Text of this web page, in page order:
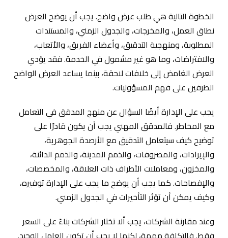
الخطوة التالية هي طلب عرض واضح. يجب أن يوضح العرض
نطاق العمل، والمخرجات، والجدول الزمني، والمستندات
المطلوبة، ومنهجية التدقيق، وأعضاء الفريق، والأتعاب،
والافتراضات، وما هو غير مشمول في الخدمة. فقد يؤدي
العرض الغامض إلى خلافات لاحقة، بينما يساعد العرض الواضح
الطرفين على فهم المسؤوليات.
يجب على الإدارة أيضًا السؤال عن منهج المدقق في التعامل
مع المخاطر. فالمدقق المهني يجب أن يكون قادرًا على
توضيح كيف سيتعامل التدقيق مع الأرصدة الجوهرية،
والإيرادات، والمصروفات، والذمم المدينة، والذمم الدائنة،
والمخزون، ومعاملات الأطراف ذات العلاقة، والمخصصات،
والإفصاحات. كما يجب أن يوضح ما يجب على الإدارة توفيره،
وكيف يمكن أن تؤثر التأخيرات في الجدول الزمني.
وعند مقارنة الشركات، يجب ألا تختار الشركات بناءً على السعر